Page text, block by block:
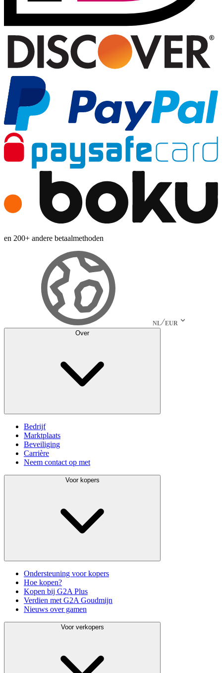
en 200+ andere betaalmethoden
NL EUR
Over
Bedrijf
Marktplaats
Beveiliging
Carrière
Neem contact op met
Voor kopers
Ondersteuning voor kopers
Hoe kopen?
Kopen bij G2A Plus
Verdien met G2A Goudmijn
Nieuws over gamen
Voor verkopers